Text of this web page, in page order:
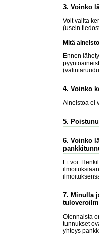
3. Voinko
Voit valita
(usein
Mitä
Ennen
4. Voinko
Aineistoa ei
5.
6. Voinko
Et voi.
7. Minulla
Olennaista
tunnukset
yhteys